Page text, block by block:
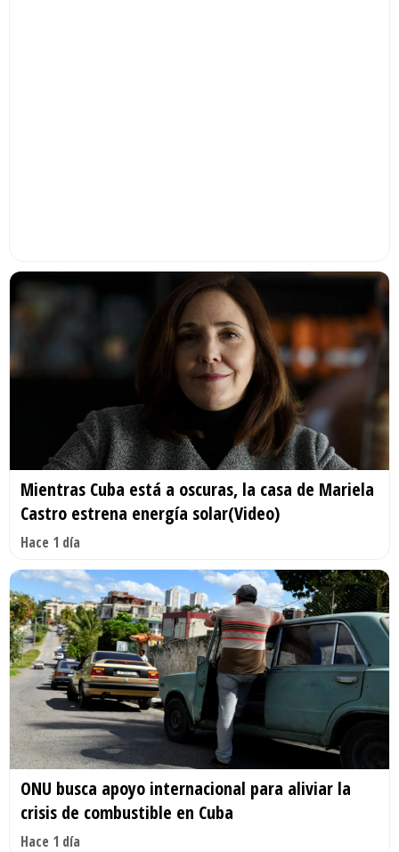
Mientras Cuba está a oscuras, la casa de Mariela
Castro estrena energía solar(Video)
Hace 1 día
ONU busca apoyo internacional para aliviar la
crisis de combustible en Cuba
Hace 1 día